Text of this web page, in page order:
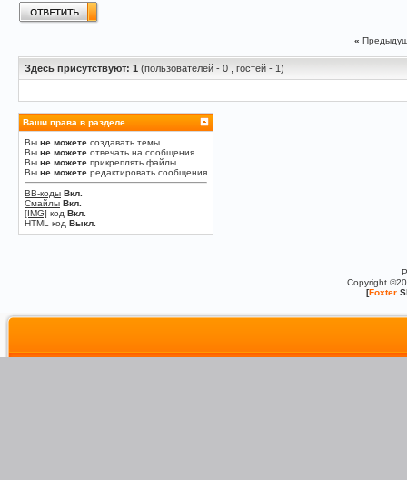
«
Здесь присутствуют: 1 (пользователей - 0 , гостей - 1)
Ваши права в разделе
Вы не можете создавать темы
Вы не можете отвечать на сообщения
Вы не можете прикреплять файлы
Вы не можете редактировать сообщения
BB-коды Вкл.
Смайлы Вкл.
[IMG] код Вкл.
HTML код Выкл.
Copyright
[Foxter